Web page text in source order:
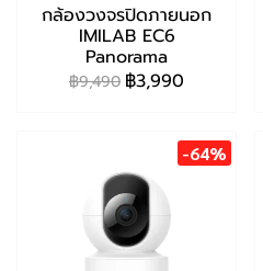
กล้องวงจรปิดภายนอก
IMILAB EC6
Panorama
฿9,490 ฿3,990
-64%